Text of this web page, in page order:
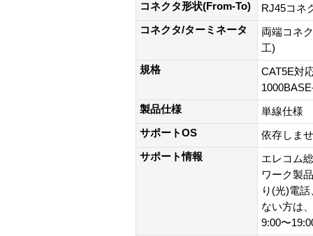
コネクタ形状(From-To)
RJ45コネ
コネクタ/ターミネータ
両端コネ
工)
規格
CAT5E対
製品仕様
単線仕様
サポートOS
依存しま
サポート情報
エレコム
ワーク製
り(光)電
ない方は
9:00〜